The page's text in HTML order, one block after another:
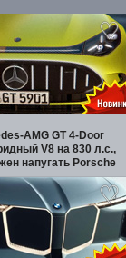
AMG GT 4-Door
V8 на 830 л.с.,
напугать Porsche